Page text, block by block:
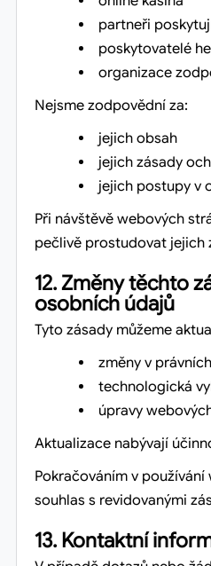
partneři
poskytovatelé
organizace
Nejsme zodpovědní za:
jejich obsah
jejich zásady
jejich postupy v
Při návštěvě webových
pečlivě prostudovat jejich
12. Změny těchto
osobních údajů
Tyto zásady můžeme
změny v
technologická
úpravy
Aktualizace nabývají
Pokračováním v
souhlas s revidovanými
13. Kontaktní